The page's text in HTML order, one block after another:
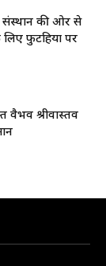
संस्थान की ओर से
फुटहिया पर
श्रीवास्तव